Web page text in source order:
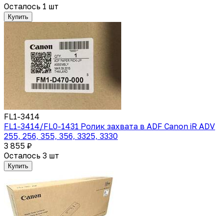
Осталось 1 шт
Купить
FL1-3414
FL1-3414/FL0-1431 Ролик захвата в ADF Canon iR ADV
255, 256, 355, 356, 3325, 3330
3 855 ₽
Осталось 3 шт
Купить